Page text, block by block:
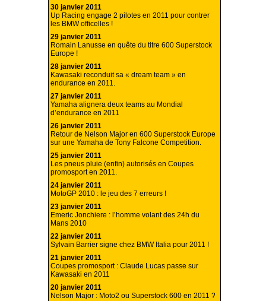
30 janvier 2011
Up Racing engage 2 pilotes en 2011 pour contrer
les BMW officelles !
29 janvier 2011
Romain Lanusse en quête du titre 600 Superstock
Europe !
28 janvier 2011
Kawasaki reconduit sa « dream team » en
endurance en 2011.
27 janvier 2011
Yamaha alignera deux teams au Mondial
d’endurance en 2011
26 janvier 2011
Retour de Nelson Major en 600 Superstock Europe
sur une Yamaha de Tony Falcone Competition.
25 janvier 2011
Les pneus pluie (enfin) autorisés en Coupes
promosport en 2011.
24 janvier 2011
MotoGP 2010 : le jeu des 7 erreurs !
23 janvier 2011
Emeric Jonchiere : l’homme volant des 24h du
Mans 2010
22 janvier 2011
Sylvain Barrier signe chez BMW Italia pour 2011 !
21 janvier 2011
Coupes promosport : Claude Lucas passe sur
Kawasaki en 2011
20 janvier 2011
Nelson Major : Moto2 ou Superstock 600 en 2011 ?